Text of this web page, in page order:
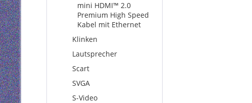
mini HDMI™ 2.0
Premium High Speed
Kabel mit Ethernet
Klinken
Lautsprecher
Scart
SVGA
S-Video